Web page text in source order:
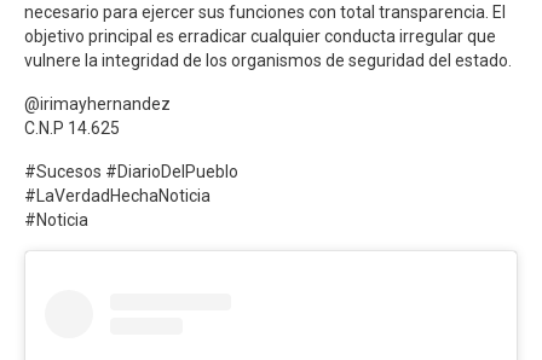
necesario para ejercer sus funciones con total transparencia. El
objetivo principal es erradicar cualquier conducta irregular que
vulnere la integridad de los organismos de seguridad del estado.
@irimayhernandez
C.N.P 14.625
#Sucesos #DiarioDelPueblo
#LaVerdadHechaNoticia
#Noticia